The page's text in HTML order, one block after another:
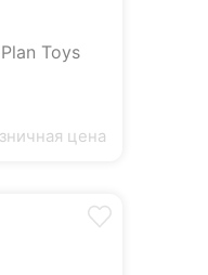
Toys
цена